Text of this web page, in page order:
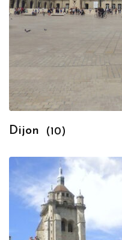
Dijon (10)